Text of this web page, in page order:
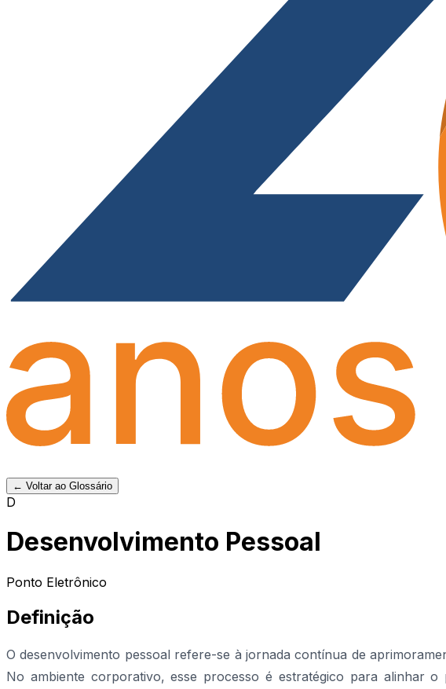
← Voltar ao Glossário
D
Desenvolvimento Pessoal
Ponto Eletrônico
Definição
O desenvolvimento pessoal refere-se à jornada contínua de
No ambiente corporativo, esse processo é estratégico para alinhar